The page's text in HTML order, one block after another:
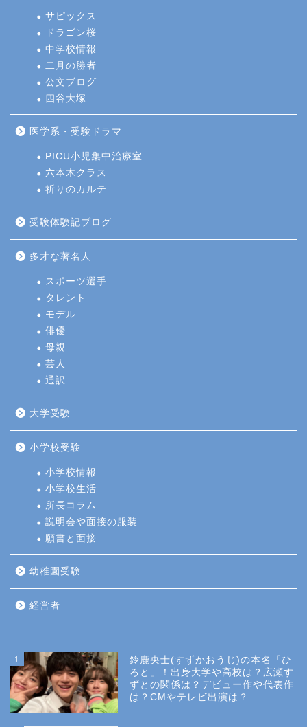
サピックス
ドラゴン桜
中学校情報
二月の勝者
公文ブログ
四谷大塚
医学系・受験ドラマ
PICU小児集中治療室
六本木クラス
祈りのカルテ
受験体験記ブログ
多才な著名人
スポーツ選手
タレント
モデル
俳優
母親
芸人
通訳
大学受験
小学校受験
小学校情報
小学校生活
所長コラム
説明会や面接の服装
願書と面接
幼稚園受験
経営者
1
鈴鹿央士(すずかおうじ)の本名「ひ
ろと」！出身大学や高校は？広瀬す
ずとの関係は？デビュー作や代表作
は？CMやテレビ出演は？